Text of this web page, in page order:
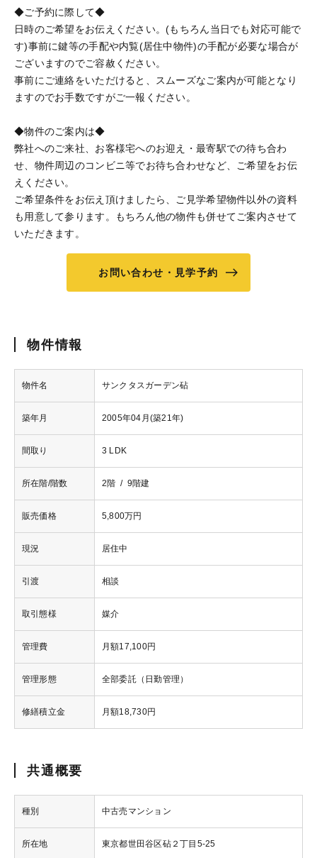
◆ご予約に際して◆
日時のご希望をお伝えください。(もちろん当日でも対応可能で
す)事前に鍵等の手配や内覧(居住中物件)の手配が必要な場合が
ございますのでご容赦ください。
事前にご連絡をいただけると、スムーズなご案内が可能となり
ますのでお手数ですがご一報ください。
◆物件のご案内は◆
弊社へのご来社、お客様宅へのお迎え・最寄駅での待ち合わ
せ、物件周辺のコンビニ等でお待ち合わせなど、ご希望をお伝
えください。
ご希望条件をお伝え頂けましたら、ご見学希望物件以外の資料
も用意して参ります。もちろん他の物件も併せてご案内させて
いただきます。
お問い合わせ・見学予約
物件情報
物件名 サンクタスガーデン砧
築年月 2005年04月(築21年)
間取り 3 LDK
所在階/階数 2階 / 9階建
販売価格 5,800万円
現況 居住中
引渡 相談
取引態様 媒介
管理費 月額17,100円
管理形態 全部委託（日勤管理）
修繕積立金 月額18,730円
共通概要
種別 中古売マンション
所在地 東京都世田谷区砧２丁目5-25